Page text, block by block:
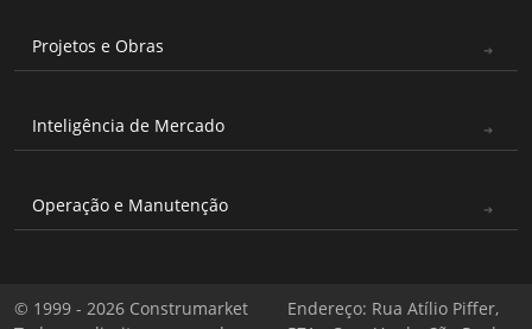
Projetos e Obras
Inteligência de Mercado
Operação e Manutenção
© 1999 - 2026 Construmarket
Endereço: Rua Atílio Piffer,